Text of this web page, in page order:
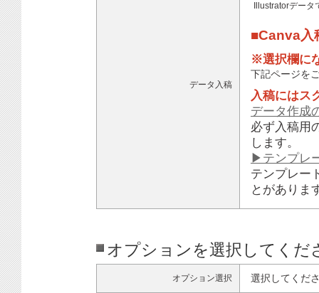
データ入稿
Illustratorデータ
■Canva入
※選択欄に
下記ページを
入稿にはス
データ作成
必ず入稿用
します。
▶テンプレ
テンプレー
とがありま
オプションを選択してくだ
オプション選択 選択してくだ